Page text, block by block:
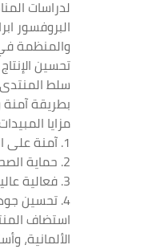
لدراسات
البروفسور
والمنظمة
تحسين
سلط المنتدى
بطريقة آمنة
مزايا
1. آمنة على البيئة: لا تسبب تلوثًا بيئيًا مثل المبيدات الكيميائية التي تترك بقايا سامة في التربة والمياه.
2. حماية الصحة العامة: تقلل من تعرض الإنسان لمخاطر المواد الكيميائية السامة التي قد تسبب أمراضًا مزمنة.
3. فعالية عالية ضد الآفات: تعتمد على تقنيات متطورة تستهدف الآفات دون الإضرار بالكائنات النافعة مثل النحل.
4. تحسين جودة المحاصيل: تسهم في إنتاج غذاء صحي وآمن، مما يعزز القدرة التنافسية للمنتجات الزراعية في الأسواق المحلية والدولية.
استضاف
الألمانية،